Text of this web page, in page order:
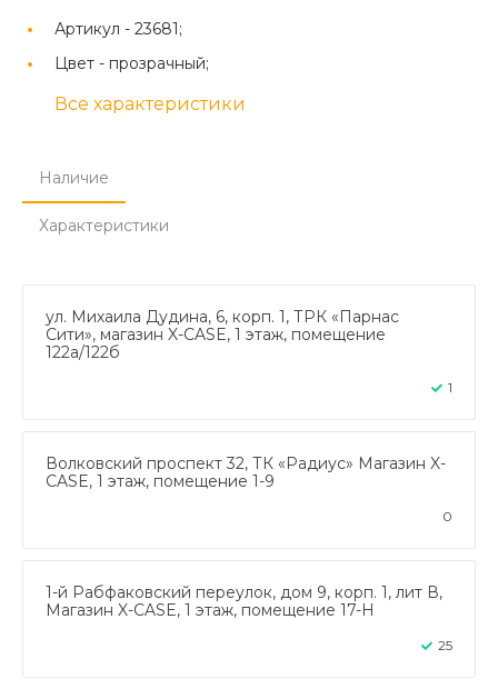
Артикул - 23681;
Цвет - прозрачный;
Все характеристики
Наличие
Характеристики
ул. Михаила Дудина, 6, корп. 1, ТРК «Парнас
Сити», магазин X-CASE, 1 этаж, помещение
122а/122б
1
Волковский проспект 32, ТК «Радиус» Магазин X-
CASE, 1 этаж, помещение 1-9
0
1-й Рабфаковский переулок, дом 9, корп. 1, лит В,
Магазин X-CASE, 1 этаж, помещение 17-Н
25